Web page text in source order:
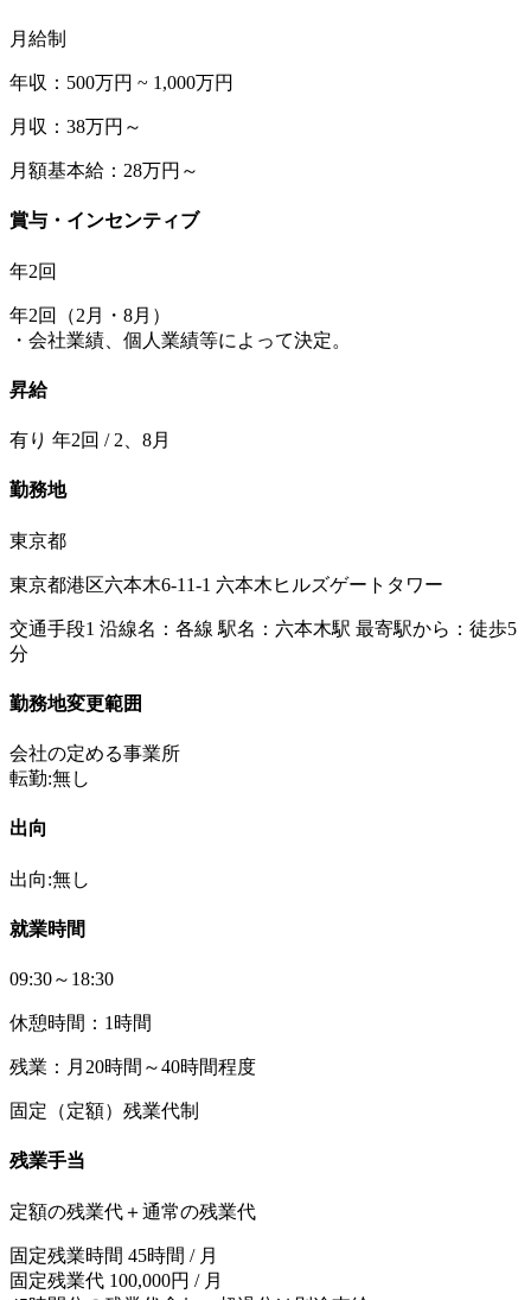
月給制
年収：500万円 ~ 1,000万円
月収：38万円～
月額基本給：28万円～
賞与・インセンティブ
年2回
年2回（2月・8月）
・会社業績、個人業績等によって決定。
昇給
有り 年2回 / 2、8月
勤務地
東京都
東京都港区六本木6-11-1 六本木ヒルズゲートタワー
交通手段1 沿線名：各線 駅名：六本木駅 最寄駅から：徒歩5
分
勤務地変更範囲
会社の定める事業所
転勤:無し
出向
出向:無し
就業時間
09:30～18:30
休憩時間：1時間
残業：月20時間～40時間程度
固定（定額）残業代制
残業手当
定額の残業代＋通常の残業代
固定残業時間 45時間 / 月
固定残業代 100,000円 / 月